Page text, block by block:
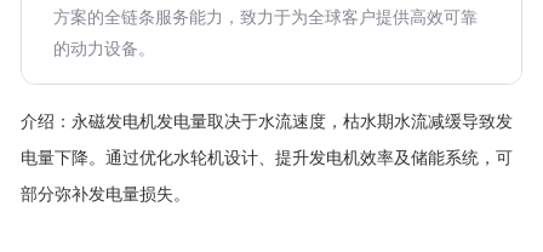
方案的全链条服务能力，致力于为全球客户提供高效可靠
的动力设备。
介绍： 永磁发电机发电量取决于水流速度，枯水期水流减缓导致发
电量下降。通过优化水轮机设计、提升发电机效率及储能系统，可
部分弥补发电量损失。